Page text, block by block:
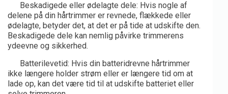
Beskadigede eller ødelagte dele: Hvis nogle af
delene på din hårtrimmer er revnede, flækkede eller
ødelagte, betyder det, at det er på tide at udskifte den.
Beskadigede dele kan nemlig påvirke trimmerens
ydeevne og sikkerhed.
Batterilevetid: Hvis din batteridrevne hårtrimmer
ikke længere holder strøm eller er længere tid om at
lade op, kan det være tid til at udskifte batteriet eller